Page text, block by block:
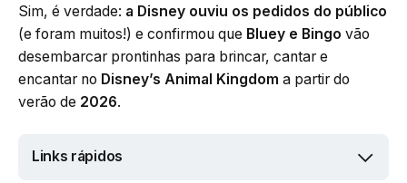
Sim, é verdade: a Disney ouviu os pedidos do público
(e foram muitos!) e confirmou que Bluey e Bingo vão
desembarcar prontinhas para brincar, cantar e
encantar no Disney’s Animal Kingdom a partir do
verão de 2026.
Links rápidos